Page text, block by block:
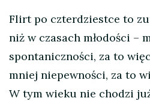
Flirt po czterdziestce to
niż w czasach młodości –
spontaniczności, za to
mniej niepewności, za to
W tym wieku nie chodzi